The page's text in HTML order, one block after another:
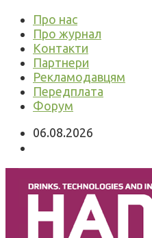
Про нас
Про журнал
Контакти
Партнери
Рекламодавцям
Передплата
Форум
06.08.2026